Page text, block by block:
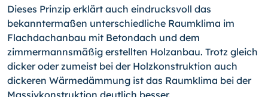
Dieses Prinzip erklärt auch eindrucksvoll das
bekanntermaßen unterschiedliche Raumklima im
Flachdachanbau mit Betondach und dem
zimmermannsmäßig erstellten Holzanbau. Trotz gleich
dicker oder zumeist bei der Holzkonstruktion auch
dickeren Wärmedämmung ist das Raumklima bei der